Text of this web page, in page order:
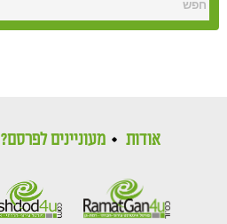
אודות מעוניינים לפרסם?